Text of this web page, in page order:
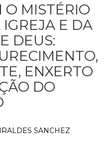
O MISTÉRIO
E DA
DEUS:
ENXERTO
DO
SANCHEZ